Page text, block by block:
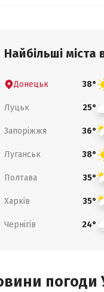
Найбільші міста
Донецьк 38°
Луцьк 25°
Запоріжжя 36°
Луганськ 38°
Полтава 35°
Харків 35°
Чернігів 24°
погоди